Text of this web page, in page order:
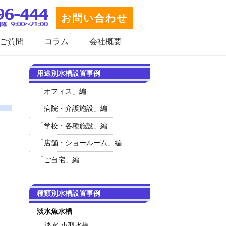
お問い合わせ
質問 コラム 会社概要
用途別水槽設置事例
「オフィス」編
「病院・介護施設」編
「学校・各種施設」編
「店舗・ショールーム」編
「ご自宅」編
種類別水槽設置事例
淡水魚水槽